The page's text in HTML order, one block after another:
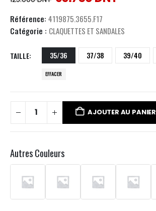
Référence: 4119875.3655.F17
Catégorie : CLAQUETTES ET SANDALES
TAILLE 35/36 37/38 39/40
EFFACER
AJOUTER AU PANIER
Autres Couleurs